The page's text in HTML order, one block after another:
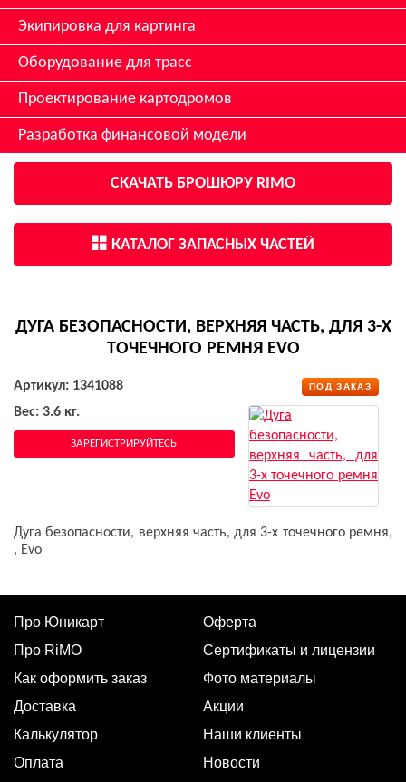
Экипировка для картинга
Оборудование для трасс
Проектирование картодромов
Разработка финансовой модели
СКАЧАТЬ БРОШЮРУ RIMO
КАТАЛОГ ЗАПАСНЫХ ЧАСТЕЙ
ДУГА БЕЗОПАСНОСТИ, ВЕРХНЯЯ ЧАСТЬ, ДЛЯ 3-Х
ТОЧЕЧНОГО РЕМНЯ EVO
ПОД ЗАКАЗ
Артикул: 1341088
Вес: 3.6 кг.
ЗАРЕГИСТРИРУЙТЕСЬ
Дуга безопасности, верхняя часть, для 3-х точечного ремня,
, Evo
Про Юникарт
Про RiMO
Как оформить заказ
Доставка
Калькулятор
Оплата
Оферта
Сертификаты и лицензии
Фото материалы
Акции
Наши клиенты
Новости